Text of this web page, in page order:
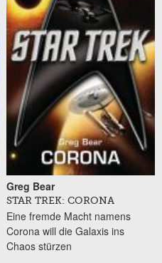
Greg Bear
STAR TREK: CORONA
Eine fremde Macht namens
Corona will die Galaxis ins
Chaos stürzen